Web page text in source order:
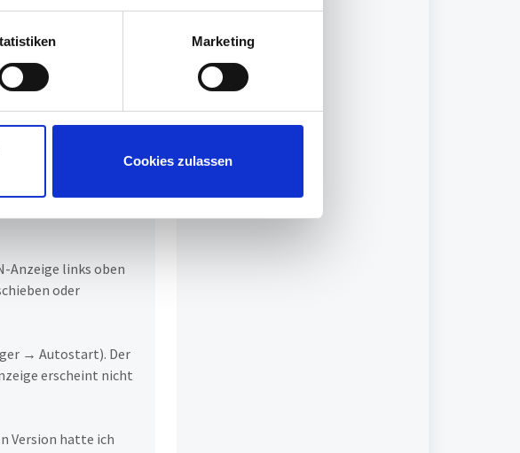
Marketing
Cookies zulassen
Tray Rechtsklick
Anzeige links oben
oder
→ Autostart). Der
erscheint nicht
Version hatte ich